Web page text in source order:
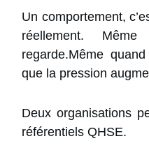
Un comportement,
réellement.
regarde.Même
que la pression
Deux organisations
référentiels QHSE.